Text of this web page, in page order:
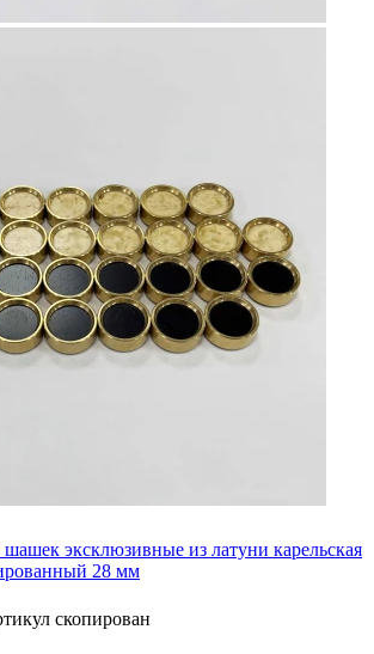
эксклюзивные из латуни карельская
28 мм
скопирован